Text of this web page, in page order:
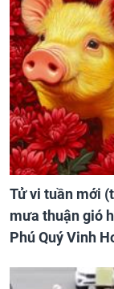
Tử vi tuần mới
mưa thuận gió
Phú Quý Vinh